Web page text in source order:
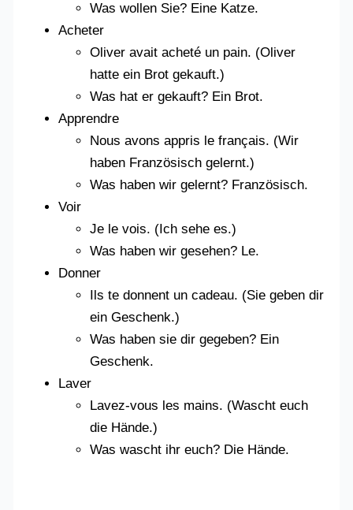
Was wollen Sie? Eine Katze.
Acheter
Oliver avait acheté un pain. (Oliver
hatte ein Brot gekauft.)
Was hat er gekauft? Ein Brot.
Apprendre
Nous avons appris le français. (Wir
haben Französisch gelernt.)
Was haben wir gelernt? Französisch.
Voir
Je le vois. (Ich sehe es.)
Was haben wir gesehen? Le.
Donner
Ils te donnent un cadeau. (Sie geben dir
ein Geschenk.)
Was haben sie dir gegeben? Ein
Geschenk.
Laver
Lavez-vous les mains. (Wascht euch
die Hände.)
Was wascht ihr euch? Die Hände.